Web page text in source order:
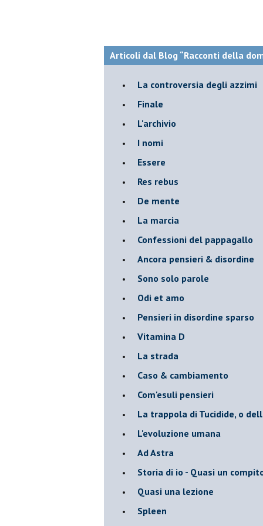
Articoli dal Blog “Racconti della
La controversia degli azzimi
Finale
L'archivio
I nomi
Essere
Res rebus
De mente
La marcia
Confessioni del pappagallo
Ancora pensieri & disordine
Sono solo parole
Odi et amo
Pensieri in disordine sparso
Vitamina D
La strada
Caso & cambiamento
Com'esuli pensieri
La trappola di Tucidide, o
L'evoluzione umana
Ad Astra
Storia di io - Quasi un
Quasi una lezione
Spleen